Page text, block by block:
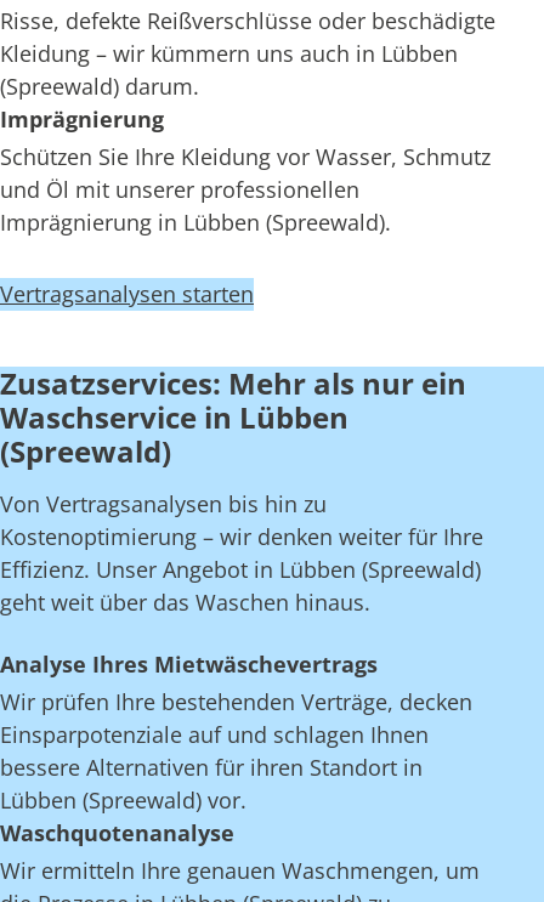
Risse, defekte Reißverschlüsse oder beschädigte
Kleidung – wir kümmern uns auch in Lübben
(Spreewald) darum.
Imprägnierung
Schützen Sie Ihre Kleidung vor Wasser, Schmutz
und Öl mit unserer professionellen
Imprägnierung in Lübben (Spreewald).
Vertragsanalysen starten
Zusatzservices: Mehr als nur ein
Waschservice in Lübben
(Spreewald)
Von Vertragsanalysen bis hin zu
Kostenoptimierung – wir denken weiter für Ihre
Effizienz. Unser Angebot in Lübben (Spreewald)
geht weit über das Waschen hinaus.
Analyse Ihres Mietwäschevertrags
Wir prüfen Ihre bestehenden Verträge, decken
Einsparpotenziale auf und schlagen Ihnen
bessere Alternativen für ihren Standort in
Lübben (Spreewald) vor.
Waschquotenanalyse
Wir ermitteln Ihre genauen Waschmengen, um